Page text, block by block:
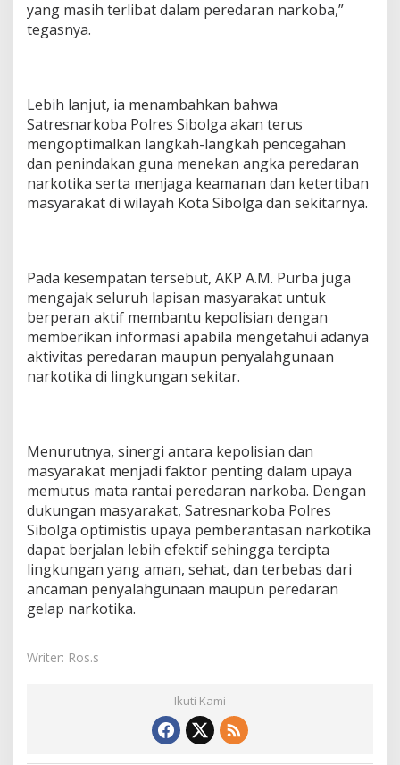
yang masih terlibat dalam peredaran narkoba,”
tegasnya.
Lebih lanjut, ia menambahkan bahwa
Satresnarkoba Polres Sibolga akan terus
mengoptimalkan langkah-langkah pencegahan
dan penindakan guna menekan angka peredaran
narkotika serta menjaga keamanan dan ketertiban
masyarakat di wilayah Kota Sibolga dan sekitarnya.
Pada kesempatan tersebut, AKP A.M. Purba juga
mengajak seluruh lapisan masyarakat untuk
berperan aktif membantu kepolisian dengan
memberikan informasi apabila mengetahui adanya
aktivitas peredaran maupun penyalahgunaan
narkotika di lingkungan sekitar.
Menurutnya, sinergi antara kepolisian dan
masyarakat menjadi faktor penting dalam upaya
memutus mata rantai peredaran narkoba. Dengan
dukungan masyarakat, Satresnarkoba Polres
Sibolga optimistis upaya pemberantasan narkotika
dapat berjalan lebih efektif sehingga tercipta
lingkungan yang aman, sehat, dan terbebas dari
ancaman penyalahgunaan maupun peredaran
gelap narkotika.
Writer: Ros.s
Ikuti Kami